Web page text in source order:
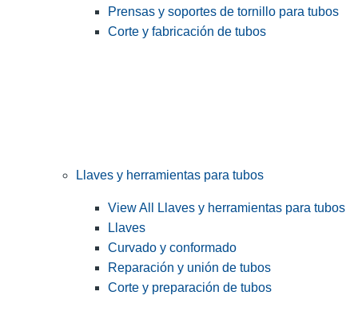
Prensas y soportes de tornillo para tubos
Corte y fabricación de tubos
Llaves y herramientas para tubos
View All Llaves y herramientas para tubos
Llaves
Curvado y conformado
Reparación y unión de tubos
Corte y preparación de tubos